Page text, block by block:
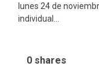
lunes 24 de
individual...
0 shares